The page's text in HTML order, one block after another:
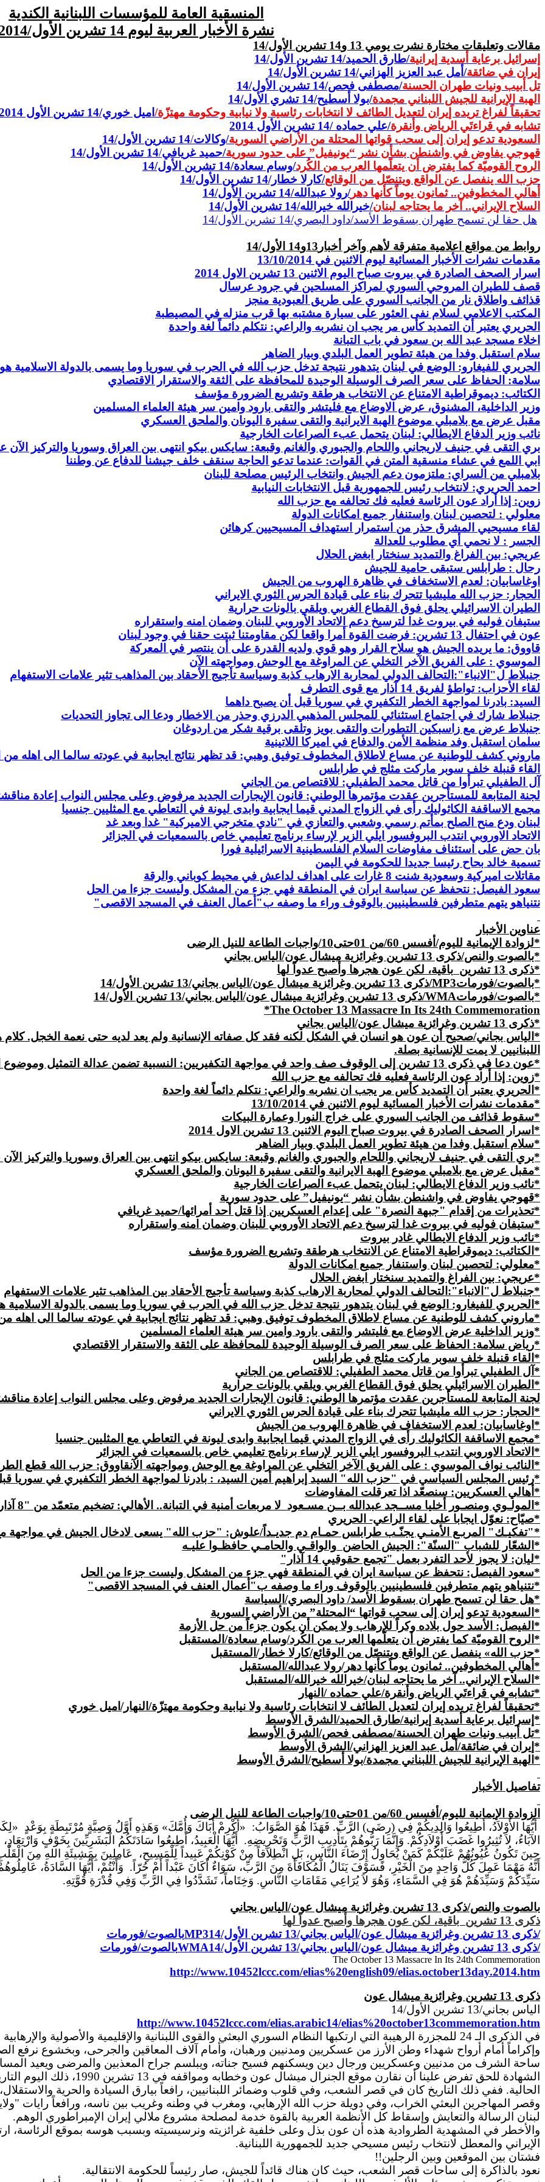
المنسقية العامة للمؤسسات اللبنانية الكندية
نشرة الأخبار العربية ليوم 14 تشرين الأول/2014
مقالات وتعليقات مختارة نشرت يومي 13 و14 تشرين الأول/14
إسرائيل برعاية أسدية إيرانية/طارق الحميد/14 تشرين الأول/14
إيران في ضائقة/أمل عبد العزيز الهزاني/14 تشرين الأول/14
تل أبيب ونيات طهران الحسنة/مصطفى فحص/14 تشرين الأول/14
الهبة الإيرانية للجيش اللبناني مجمدة/بولا أسطيح/14 تشري الأول/14
تحقيقاً لفراغ تريده إيران لتعديل الطائف لا انتخابات رئاسية ولا نيابية وحكومة مهتزّة/ اميل خوري/14 تشرين الأول 2014
تشابه في قراءتَي الرياض وأنقرة/علي حماده /14 تشرين الأول 2014
السعودية تدعو إيران إلى سحب قواتها المحتلة من الأراضي السورية/وكالات/14 تشرين الأول/14
قهوجي يفاوض في واشنطن بشأن نشر “يونيفيل” على حدود سورية/حميد غريافي/14 تشرين الأول/14
الروح القوميّة كما يفترض أن يتعلّمها العرب من الكُرد/وسام سعادة/14 تشرين الأول/14
حزب الله ينفصل عن الواقع ويتنصّل من الوقائع/كارلا خطار/14 تشرين الأول/14
أهالي المخطوفين.. ثمانون يوماً كأنها دهر/رولا عبدالله/14 تشرين الأول/14
السلاح الإيراني.. آخر ما يحتاجه لبنان/خيرالله خيرالله/14 تشرين الأول/14
هل حقا لن تسمح طهران بسقوط الأسد/داود البصري/14 تشرين الأول/14
روابط من مواقع اعلامية متفرقة لأهم وآخر أخبار13و14 الأول/14
مقدمات نشرات الأخبار المسائية ليوم الاثنين في 13/10/2014
اسرار الصحف الصادرة في بيروت صباح اليوم الاثنين 13 تشرين الاول 2014
قصف للطيران المروحي السوري لمراكز المسلحين في جرود عرسال
قذائف واطلاق نار من الجانب السوري على طريق العبودية منجز
المكتب الاعلامي لسلام نفى العثور على سيارة مشتبه بها قرب منزله في المصيطبة
الحريري يعتبر أن التمديد كأس مر يجب ان نشربه والراعي: نتكلم دائماً لغة واحدة
اخلاء مسجد عبد الله بن سعود في باب التبانة
سلام استقبل وفدا من هيئة تطوير العمل البلدي وبيار الضاهر
الحريري للفيغارو: الوضع في لبنان يتدهور نتيجة تدخل حزب الله في الحرب في سوريا وما يسمى بالدولة الاسلامية
سلامة: الحفاظ على سعر الصرف الوسيلة الوحيدة للمحافظة على الثقة والاستقرار الاقتصادي
الكتائب: ديموقراطية الامتناع عن الانتخاب هرطقة وتشريع الضرورة مؤسف
وزير الداخلية، المشنوق، عرض الاوضاع مع فليتشر والتقى بارود وامين سر هيئة العلماء المسلمين
مقبل عرض مع بلامبلي موضوع الهبة الايرانية والتقى سفيرة اليونان والملحق العسكري
نائب وزير الدفاع الايطالي: لبنان يتحمل عبء الصراعات الخارجية
بري التقى في جنيف لاريجاني واللحام والجبوري والغانم وقبعة: سايكس بيكو انتهى بين العراق وسوريا والتركيز الآن
ابي اللمع في عشاء منسقية المتن في القوات: عندما تدعو الحاجة سنقف خلف جيشنا للدفاع عن وطننا
بلامبلي من السراي: ملتزمون دعم الجيش وانتخاب الرئيس مصلحة للبنان
احمد الحريري: لانتخاب رئيس للجمهورية قبل الانتخابات النيابية
زوين: إذا أراد عون الرئاسة فعليه فك تحالفه مع حزب الله
معلولي : لتحصين لبنان واستنفار جميع امكانات الدولة
لقاء مسيحيي المشرق حذر من استمرار استهداف المسيحيين كرهائن
الجسر : لا نحمي أي مطلوب للعدالة
عريجي: بين الفراغ والتمديد سنختار ابغض الحلال
رحال : طرابلس ستبقى حامية للجيش
اوغاسابيان: لعدم الاستخفاف في ظاهرة الهروب من الجيش
الحجار: حزب الله مليشيا تتحرك بناء على قيادة الحرس الثوري الايراني
الطيران الاسرائيلي يحلق فوق القطاع الغربي ويلقي بالونات حرارية
ستيفان فوليه في بيروت غدا لترسيخ دعم الاتحاد الأوروبي للبنان وضمان امنه واستقراره
عون في احتفال 13 تشرين: فرضت القوة أمرا واقعا لكن مقاومتنا ثبتت حقنا في وجود لبنان
قاووق: ما يريده الجيش هو سلاح القرار وهو قوي ولديه القدرة على أن ينتصر في المعركة
الموسوي : على الفريق الآخر التخلي عن المراوغة مع الوحش ومواجهته الآن
جنبلاط ل"الانباء":التحالف الدولي لمحاربة الارهاب كذبة وسياسة تأجيج الأحقاد بين المذاهب تثير علامات الاستفهام
لقاء الأحزاب: تواطؤ لفريق 14 آذار مع قوى التطرف
السيد: بادرنا لمواجهة الخطر التكفيري في سوريا قبل أن يصبح داهما
جنبلاط شارك في اجتماع استثنائي للمجلس المذهبي الدرزي وحذر من الاخطار ودعا الى تجاوز التحديات
جنبلاط عرض مع زاسبكين التطورات والتقى بويز وتلقى برقية شكر من اردوغان
سلمان استقبل وفد منظمة الأمن والدفاع في اميركا اللاتينية
ماروني كشف للوطنية عن مساع لاطلاق المخطوف توفيق وهبي: قد تظهر نتائج ايجابية في عودته سالما الى اهله من
القاء قنبلة خلف سوبر ماركت مثلج في طرابلس
آل الطفيلي تبرأوا من قاتل محمد الطفيلي: للاقتصاص من الجاني
لجنة المتابعة للمستأجرين عقدت مؤتمرها الوطني: قانون الإيجارات الجديد مرفوض وعلى مجلس النواب إعادة
مجمع الاساقفة الكاثوليك رأى في الزواج المدني قيما ايجابية وابدى ليونة في التعاطي مع المثليين جنسيا
لبنان ودع منح الصلح بمأتم رسمي وشعبي والتعازي في "نادي متخرجي الاميركية" غدا وبعد غد
الاتحاد الاوروبي انتدب البروفسور ايلي الزير لإرساء برنامج تعليمي خاص بالسمعيات في الجزائر
بان حض على استئناف مفاوضات السلام الفلسطينية الاسرائيلية فورا
تسمية خالد بحاح رئيسا جديدا للحكومة في اليمن
مقاتلات اميركية وسعودية شنت 8 غارات على اهداف لداعش في محيط كوباني والرقة
سعود الفيصل: نتحفظ عن سياسة ايران في المنطقة فهي جزء من المشكل وليست جزءا من الحل
نتنياهو يتهم متطرفين فلسطينيين بالوقوف وراء ما وصفه ب"أعمال العنف في المسجد الاقصى"
عناوين الأخبار
*لزوادة الإيمانية لليوم/ﺃﻓﺴﺲ
*بالصوت والنص/ذكرى 13 تشرين وغرائزية ميشال عون/الياس بجاني
*ذكرى 13
تشرين باقية، لكن عون هجرها وأصبح عدواً لها
*بالصوت/فورماتMP3/ذكرى 13 تشرين وغرائزية ميشال عون/الياس بجاني/13 تشرين الأول/14
*بالصوت/فورماتWMA/ذكرى 13 تشرين وغرائزية ميشال عون/الياس بجاني/13 تشرين الأول/14
The October 13 Massacre In Its 24th Commemoration
*
*ذكرى 13 تشرين وغرائزية ميشال عون/الياس بجاني
*الياس بجاني/صحيح أن عون هو انسان في الشكل لكنه فقد كل صفاته الإنسانية ولم يعد لديه حتى نعمة الخجل.
اللبنانيين لا يمت للإنسانية بصلة.
*عون دعا في ذكرى 13 تشرين إلى الوقوف صف واحد في مواجهة التكفيريين: النسبية تضمن عدالة التمثيل وموضوع الرئاسة ليس فرديا
*زوين: إذا أراد عون الرئاسة فعليه فك تحالفه مع حزب الله
*الحريري يعتبر أن التمديد كأس مر يجب ان نشربه والراعي: نتكلم دائماً لغة واحدة
*مقدمات نشرات الأخبار المسائية ليوم الاثنين في 13/10/2014
*سقوط قذائف من الجانب السوري على خراج النورا وعمارة البيكات
*اسرار الصحف الصادرة في بيروت صباح اليوم الاثنين 13 تشرين الاول 2014
*سلام استقبل وفدا من هيئة تطوير العمل البلدي وبيار الضاهر
*بري التقى في جنيف لاريجاني واللحام والجبوري والغانم وقبعة: سايكس بيكو انتهى بين العراق وسوريا والتركيز الآن
*مقبل عرض مع بلامبلي موضوع الهبة الايرانية والتقى سفيرة اليونان والملحق العسكري
*نائب وزير الدفاع الايطالي: لبنان يتحمل عبء الصراعات الخارجية
*قهوجي يفاوض في واشنطن بشأن نشر “يونيفيل” على حدود سورية
*تحذيرات من إقدام "جبهة النصرة" على إعدام العسكريين إذا قتل أحد أمرائها/حميد غريافي
*ستيفان فوليه في بيروت غدا لترسيخ دعم الاتحاد الأوروبي للبنان وضمان امنه واستقراره
*نائب وزير الدفاع الايطالي غادر بيروت
*الكتائب: ديموقراطية الامتناع عن الانتخاب هرطقة وتشريع الضرورة مؤسف
*معلولي: لتحصين لبنان واستنفار جميع امكانات الدولة
*عريجي: بين الفراغ والتمديد سنختار ابغض الحلال
*جنبلاط ل"الانباء":التحالف الدولي لمحاربة الارهاب كذبة وسياسة تأجيج الأحقاد بين المذاهب تثير علامات الاستفهام
*الحريري للفيغارو: الوضع في لبنان يتدهور نتيجة تدخل حزب الله في الحرب في سوريا وما يسمى بالدولة الاسلامية
*ماروني كشف للوطنية عن مساع لاطلاق المخطوف توفيق وهبي: قد تظهر نتائج ايجابية في عودته سالما الى اهله
*وزير الداخلية عرض الاوضاع مع فليتشر والتقى بارود وامين سر هيئة العلماء المسلمين
*رياض سلامة: الحفاظ على سعر الصرف الوسيلة الوحيدة للمحافظة على الثقة والاستقرار الاقتصادي
*القاء قنبلة خلف سوبر ماركت مثلج في طرابلس
*آل الطفيلي تبرأوا من قاتل محمد الطفيلي: للاقتصاص من الجاني
*الطيران الاسرائيلي يحلق فوق القطاع الغربي ويلقي بالونات حرارية
لجنة المتابعة للمستأجرين عقدت مؤتمرها الوطني: قانون الإيجارات الجديد مرفوض وعلى مجلس النواب إعادة
*الحجار: حزب الله مليشيا تتحرك بناء على قيادة الحرس الثوري الايراني
*اوغاسابيان: لعدم الاستخفاف في ظاهرة الهروب من الجيش
*مجمع الاساقفة الكاثوليك رأى في الزواج المدني قيما ايجابية وابدى ليونة في التعاطي مع المثليين جنسيا
*الاتحاد الاوروبي انتدب البروفسور ايلي الزير لإرساء برنامج تعليمي خاص بالسمعيات في الجزائر
*النائب نواف الموسوي : على الفريق الآخر التخلي عن المراوغة مع الوحش ومواجهته الآنقاووق: حزب الله قطع
*رئيس المجلس السياسي في "حزب الله" السيد إبراهيم أمين السيد، : بادرنا لمواجهة الخطر التكفيري في سوريا
*أهالي العسكريين: سنصعّد اذا تعرقلت المفاوضات
*المولـوي ومنصـور أخليا مســجد عبدالله بــن مسـعود لا مربعات أمنية في التبانة.. الأهالي: تضخيم متعمّد من "8 آذار"
*صيّاح: نعوّل ايجابا على لقاء الراعي- الحريري
*"تفكيـك" المربـع الأمنـي يجنّـب طرابلس حمـام دم جديـداً/علوش: "حزب الله" يسعى لادخال الجيش في مواجهة
*الشعّار للشباب "السنّة": الجيش الحاضن والواقـي والحامـي حافظـوا عليـه
*ليان: لا يجوز لأحد التفرد بعمل "تجمع حقوقيي 14 آذار"
*سعود الفيصل: نتحفظ عن سياسة ايران في المنطقة فهي جزء من المشكل وليست جزءا من الحل
*نتنياهو يتهم متطرفين فلسطينيين بالوقوف وراء ما وصفه ب"أعمال العنف في المسجد الاقصى"
*هل حقا لن تسمح طهران بسقوط الأسد/ داود البصري/السياسة
*السعودية تدعو إيران إلى سحب قواتها “المحتلة” من الأراضي السورية
*الفيصل: الأسد حول بلاده وكراً للإرهاب ولا يمكن أن يكون جزءاً من حل الأزمة
*الروح القوميّة كما يفترض أن يتعلّمها العرب من الكُرد/وسام سعادة/المستقبل
*حزب الله» ينفصل عن الواقع ويتنصّل من الوقائع/كارلا خطار/المستقبل
*أهالي المخطوفين.. ثمانون يوماً كأنها دهر/رولا عبدالله/المستقبل
* السلاح الإيراني.. آخر ما يحتاجه لبنان/خيرالله خيرالله/المستقبل
*تشابه في قراءتَي الرياض وأنقرة/علي حماده /النهار
*تحقيقاً لفراغ تريده إيران لتعديل الطائف لا انتخابات رئاسية ولا نيابية وحكومة مهتزّة/النهار/اميل خوري
*إسرائيل برعاية أسدية إيرانية/طارق الحميد/الشرق الأوسط
*تل أبيب ونيات طهران الحسنة/مصطفى فحص/الشرق الأوسط
*إيران في ضائقة/أمل عبد العزيز الهزاني/الشرق الأوسط
*الهبة الإيرانية للجيش اللبناني مجمدة/بولا أسطيح/الشرق الأوسط
تفاصيل الأخبار
الزوادة الإيمانية لليوم/ﺃﻓﺴﺲ
أَيُّهَا
الأَوْلاَدُ، أَطِيعُوا وَالِدِيكُمْ فِي (رِضَى) الرَّبِّ. فَهَذَا هُوَ الصَّوَابُ: «أَكْرِمْ أَبَاكَ وَأُمَّكَ» وَهَذِهِ أَوَّلُ وَصِيَّةٍ مُرْتَبِطَةٍ بِوَعْدٍ
الآبَاءُ، لاَ تُثِيرُوا غَضَبَ أَوْلاَدِكُمْ. وَإِنَّمَا رَبُّوهُمْ بِتَأْدِيبِ الرَّبِّ وَتَحْرِيضِهِ.
أَيُّهَا الْعَبِيدُ، أَطِيعُوا سَادَتَكُمُ الْبَشَرِيِّينَ بِخَوْفٍ
حِينَ تَكُونُ عُيُونُهُمْ عَلَيْكُمْ كَمَنْ يُحَاوِلُ إِرْضَاءَ النَّاسِ، بَلِ انْطِلاَقاً مِنْ كَوْنِكُمْ عَبِيداً لِلْمَسِيحِ،
عَامِلِينَ بِمَشِيئَةِ اللهِ مِنَ
أَنَّهُ مَهْمَا عَمِلَ كُلُّ وَاحِدٍ مِنَ الْخَيْرِ، فَسَوْفَ يَنَالُ الْمُكَافَأَةَ مِنَ الرَّبِّ، سَوَاءٌ أَكَانَ عَبْداً أَمْ حُرّاً. وَأَنْتُمْ، أَيُّهَا السَّادَةُ،
سَيِّدَكُمْ وَسَيِّدَهُمْ هُوَ فِي السَّمَاءِ، وَهُوَ لاَ يُرَاعِي مَقَامَاتِ النَّاسِ. وَخِتَاماً، تَشَدَّدُوا فِي الرَّبِّ وَفِي قُدْرَةِ قُوَّتِهِ.
بالصوت والنص/ذكرى 13 تشرين وغرائزية ميشال عون/الياس بجاني
ذكرى 13 تشرين باقية، لكن عون هجرها وأصبح عدواً لها
بالصوت/فورماتMP3
/ذكرى 13 تشرين وغرائزية ميشال عون/الياس بجاني/13 تشرين الأول/14
بالصوت/فورماتWMA /ذكرى 13 تشرين وغرائزية ميشال عون/الياس بجاني/13 تشرين الأول/14
The October 13 Massacre In Its 24th Commemoration
http://www.10452lccc.com/elias%20english09/elias.october13day.2014.htm
ذكرى 13 تشرين وغرائزية ميشال عون
الياس بجاني/13 تشرين الأول/14
http://www.10452lccc.com/elias.arabic14/elias%20october13commemoration.htm
في الذكرى الـ 24 للمجزرة الرهيبة التي ارتكبها النظام السوري البعثي والقوى اللبنانية والإقليمية والأصولية والإرهابية من المرتزقة في 13 تشرين الأول 1990، ننحني
وإكراماً أمام أرواح شهداء وطن الأرز من عسكريين ومدنيين ورهبان، وأمام آلاف المعاقين والجرحى، وبخشوع نرفع
ساحة الشرف من مدنيين وعسكريين ورجال دين ويسكنهم فسيح جناته، ويبلسم جراح المعذبين والمرضى ويعيد
الشهادة للحق تفرض علينا أن
الحالية. ففي ذلك التاريخ كان في قصر الشعب، وفي قلوب وضمائر اللبنانيين، رافعاً بيارق السيادة والحرية
وقصر المهاجرين البعثي الخراب، وفي دويلة حزب الله الإرهابي، ومغرب في وطنه وغريب بين ناسه، ورافعاً رايات
لبنان الرسالة والتعايش وإسقاط كل الأنظمة العربية بالقوة خدمة لمصلحة مشروع ملالي إيران الإمبراطوري الوهم.
والأخطر في المشهدية الطروادية هذه أن عون بذل وعلى خلفية غرائزيته ونرسيسيته وبسبب هوسه بموقع الرئاسة،
الإيراني والمعطل لانتخاب رئيس مسيحي جديد للجمهورية اللبنانية.
فشتان بين الموقعين وبين الرجلين!!
نعود بالذاكرة
إلى ساحات قصر الشعب، حيث كان هناك قائداً للجيش، صار رئيساً للحكومة الانتقالية.